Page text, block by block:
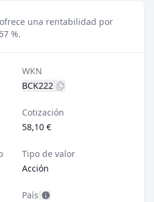
ofrece una rentabilidad por
%.
WKN
BCK222
Cotización
58,10 €
Tipo de valor
Acción
País